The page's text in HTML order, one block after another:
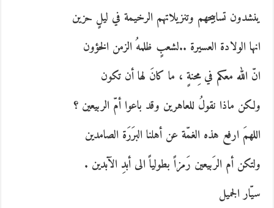
ينشدون تسابيحهم وتنزيلاتهم الرخيمة في ليلٍ حزين
انها الولادة العسيرة ..لشعبٍ ظلمهُ الزمن الخؤون
انّ الله معكم في مِحنةٍ ، ما كانَ لها أن تكون
ولكن ماذا نقولُ للعاهرين وقد باعوا أمّ الربيعين ؟
اللهمَ ارفع هذه الغمّة عن أهلنا البرَرَة الصامدين
ولتكن أم الرَبيعين رَمزاً بطولياً الى أبدِ الآبدين .
سيّار الجميل